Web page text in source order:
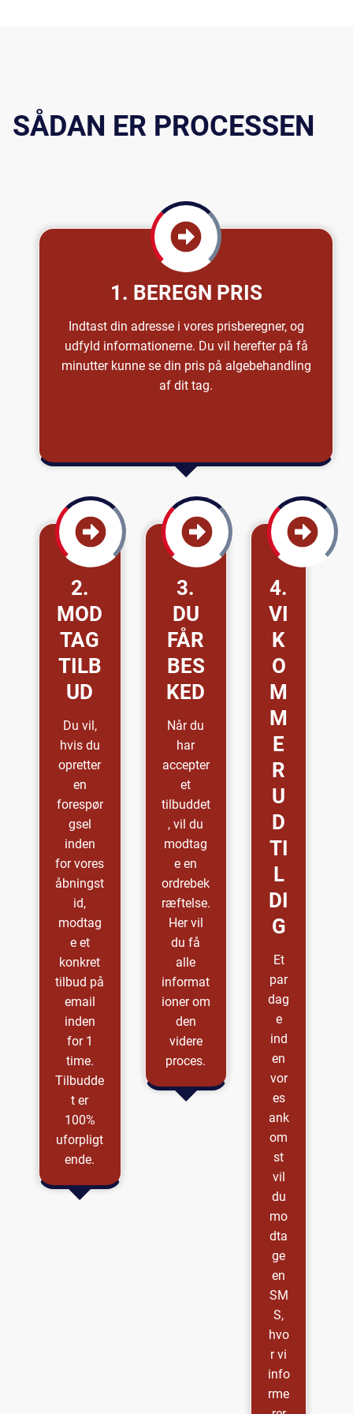
SÅDAN ER PROCESSEN
1. BEREGN PRIS
Indtast din adresse i vores prisberegner, og
udfyld informationerne. Du vil herefter på få
minutter kunne se din pris på algebehandling
af dit tag.
2.
MOD
TAG
TILB
UD
Du vil,
hvis du
opretter
en
forespør
gsel
inden
for vores
åbningst
id,
modtag
e et
konkret
tilbud på
email
inden
for 1
time.
Tilbudde
t er
100%
uforpligt
ende.
3.
DU
FÅR
BES
KED
Når du
har
accepter
et
tilbuddet
, vil du
modtag
e en
ordrebek
ræftelse.
Her vil
du få
alle
informat
ioner om
den
videre
proces.
4.
VI
K
O
M
M
E
R
U
D
TI
L
DI
G
Et
par
dag
e
ind
en
vor
es
ank
om
st
vil
du
mo
dta
ge
en
SM
S,
hvo
r vi
info
rme